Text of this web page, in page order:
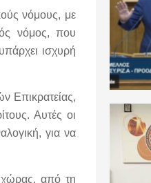
νόμους, με
νόμος, που
ισχυρή
Επικρατείας,
Αυτές οι
για να
χώρας, από τη